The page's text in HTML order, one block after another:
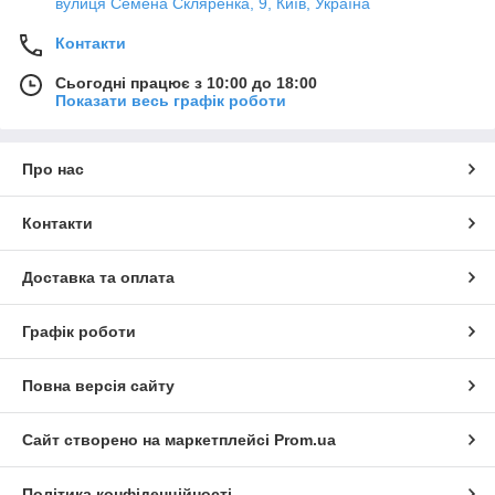
Асортимент продукції від компанії Vention включає наступні
групи товарів:
Кабелі DVI, DisplayPort та Audio;
Мережні кабелі синхронізації та зарядки type-c;
Перехідники та адаптери;
USB-хаби та vga роз'єми;
Організатори для кабелю;
Зарядні пристрої та адаптери;
Кард-рідери;
Відео розгалужувачі та відеокомутатори;
Power Bank;
вулиця Семена Скляренка, 9, Київ, Україна
Контакти
Сьогодні працює з 10:00 до 18:00
Показати весь графік роботи
Про нас
Контакти
Доставка та оплата
Графік роботи
Повна версія сайту
Сайт створено на маркетплейсі Prom.ua